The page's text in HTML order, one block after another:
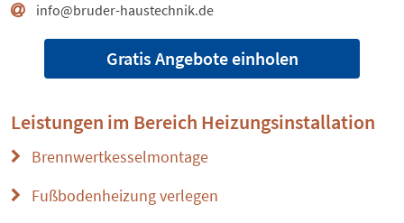
info@bruder-haustechnik.de
Gratis Angebote einholen
Leistungen im Bereich Heizungsinstallation
Brennwertkesselmontage
Fußbodenheizung verlegen